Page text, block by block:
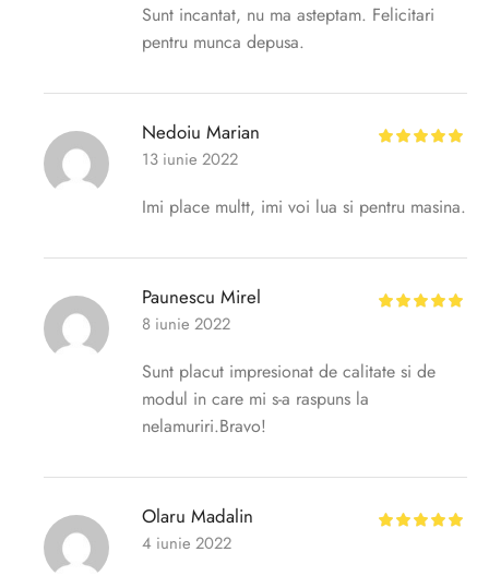
Sunt incantat, nu ma asteptam. Felicitari
pentru munca depusa.
Nedoiu Marian
13 iunie 2022
Imi place multt, imi voi lua si pentru masina.
Paunescu Mirel
8 iunie 2022
Sunt placut impresionat de calitate si de
modul in care mi s-a raspuns la
nelamuriri.Bravo!
Olaru Madalin
4 iunie 2022